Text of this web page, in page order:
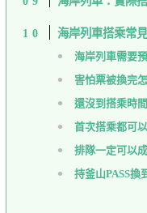
海岸列車搭乘常
海岸列車需要
害怕票被換完
還沒到搭乘時
首次搭乘都可
排隊一定可以
持釜山PASS換